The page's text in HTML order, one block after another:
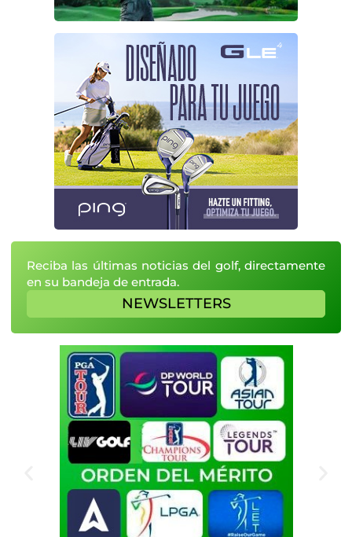
Reciba las últimas noticias del golf, directamente
en su bandeja de entrada.
NEWSLETTERS